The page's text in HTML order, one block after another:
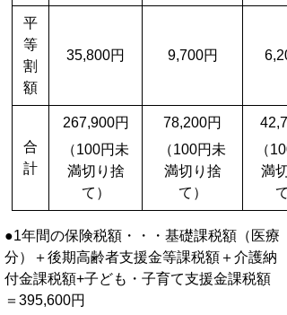
平
等
割
額
35,800円 9,700円
合
計
267,900円
（100円未
満切り捨
て）
78,200円
（100円未
満切り捨
て）
（
満
●1年間の保険税額・・・基礎課税額（医療
分）＋後期高齢者支援金等課税額＋介護納
付金課税額+子ども・子育て支援金課税額
＝395,600円